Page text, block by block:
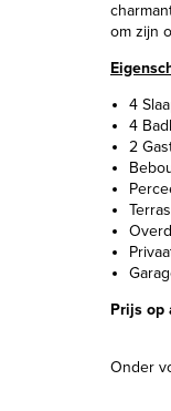
om zijn
4
4
2
Prijs op
Onder